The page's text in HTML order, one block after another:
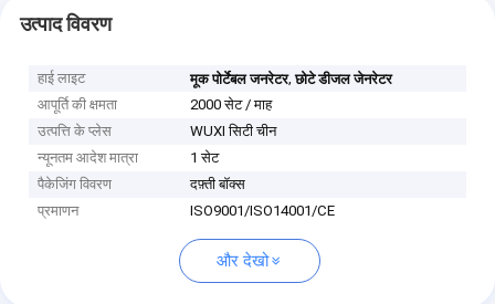
उत्पाद विवरण
हाई लाइट मूक पोर्टेबल जनरेटर,छोटे डीजल जेनरेटर
आपूर्ति की क्षमता
2000 सेट / माह
उत्पत्ति के प्लेस
WUXI सिटी चीन
न्यूनतम आदेश मात्रा
1 सेट
पैकेजिंग विवरण
दफ़्ती बॉक्स
प्रमाणन
ISO9001/ISO14001/CE
और देखो